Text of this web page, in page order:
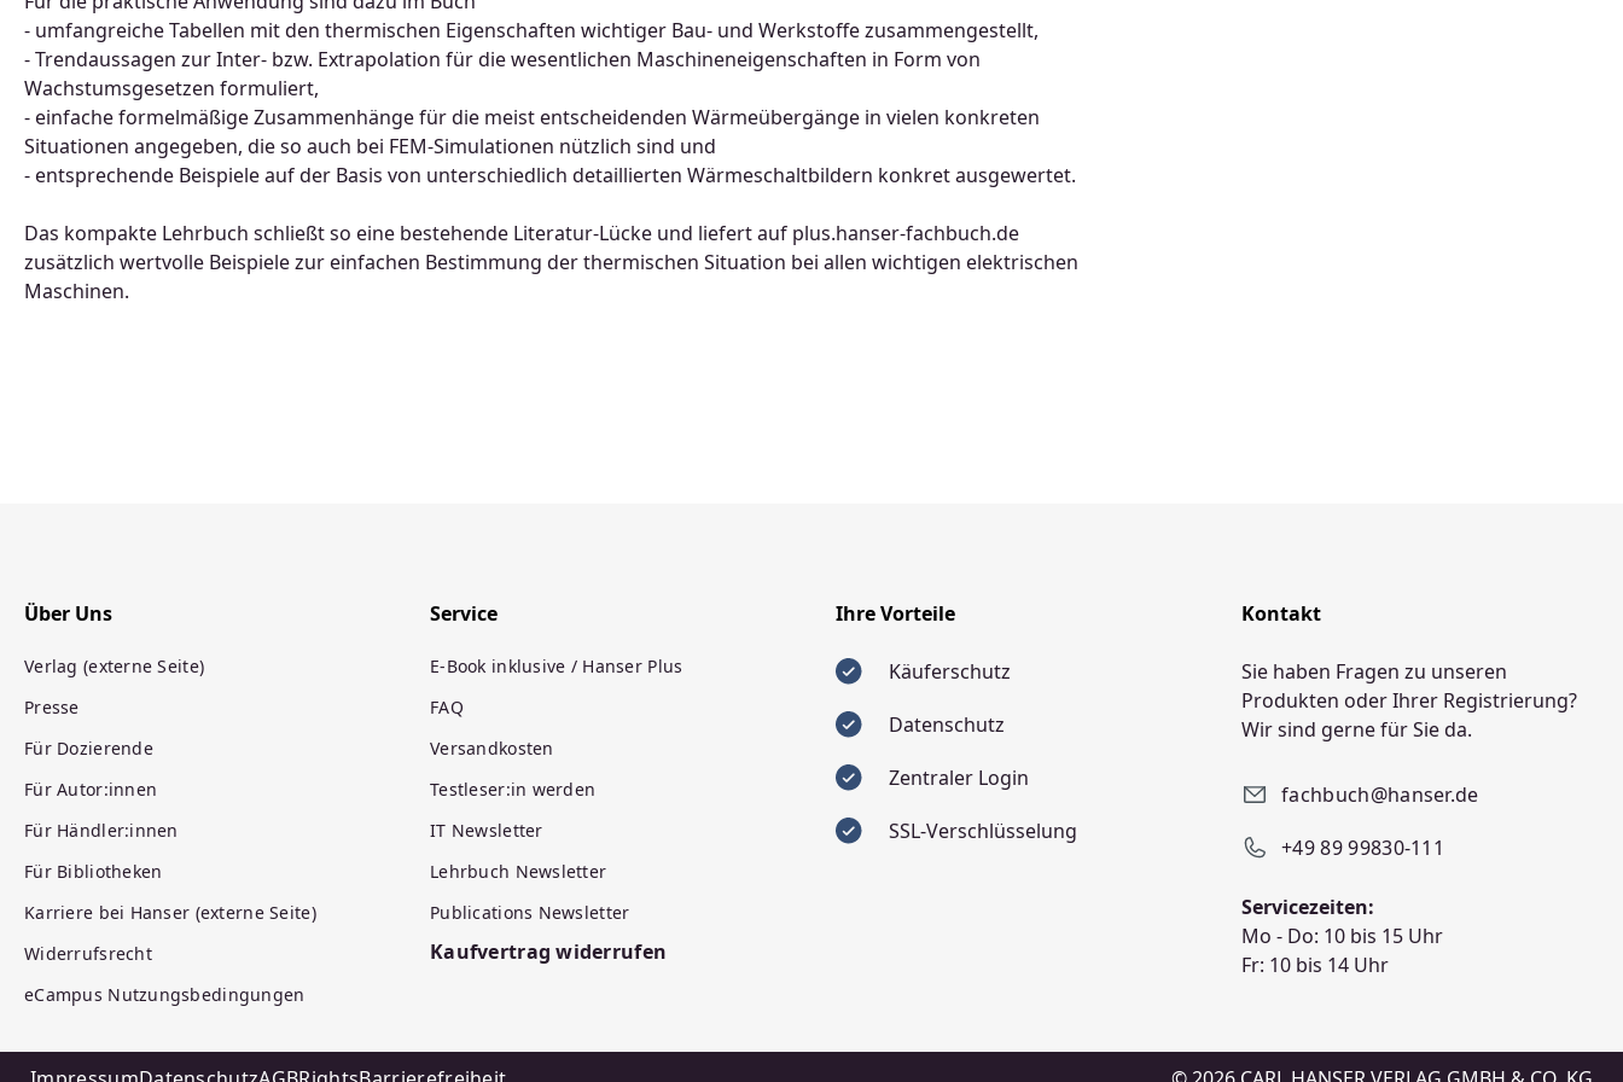
- umfangreiche Tabellen mit den thermischen Eigenschaften wichtiger Bau- und Werkstoffe zusammengestellt,
- Trendaussagen zur Inter- bzw. Extrapolation für die wesentlichen Maschineneigenschaften in Form von
Wachstumsgesetzen formuliert,
- einfache formelmäßige Zusammenhänge für die meist entscheidenden Wärmeübergänge in vielen konkreten
Situationen angegeben, die so auch bei FEM-Simulationen nützlich sind und
- entsprechende Beispiele auf der Basis von unterschiedlich detaillierten Wärmeschaltbildern konkret ausgewertet.
Das kompakte Lehrbuch schließt so eine bestehende Literatur-Lücke und liefert auf plus.hanser-fachbuch.de
zusätzlich wertvolle Beispiele zur einfachen Bestimmung der thermischen Situation bei allen wichtigen elektrischen
Maschinen.
Über Uns
Verlag (externe Seite)
Presse
Für Dozierende
Für Autor:innen
Für Händler:innen
Für Bibliotheken
Karriere bei Hanser (externe Seite)
Widerrufsrecht
eCampus Nutzungsbedingungen
Service
E-Book inklusive / Hanser Plus
FAQ
Versandkosten
Testleser:in werden
IT Newsletter
Lehrbuch Newsletter
Publications Newsletter
Kaufvertrag widerrufen
Ihre Vorteile
Käuferschutz
Datenschutz
Zentraler Login
SSL-Verschlüsselung
Kontakt
Sie haben Fragen zu unseren
Produkten oder Ihrer Registrierung?
Wir sind gerne für Sie da.
fachbuch@hanser.de
+49 89 99830-111
Servicezeiten:
Mo - Do: 10 bis 15 Uhr
Fr: 10 bis 14 Uhr